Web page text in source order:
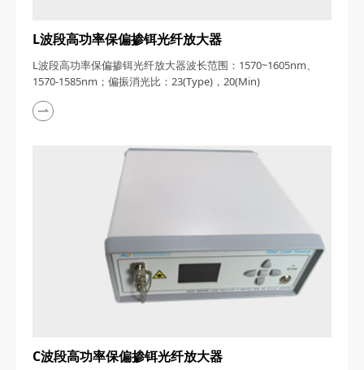
L波段高功率保偏掺铒光纤放大器
L波段高功率保偏掺铒光纤放大器波长范围：1570~1605nm、
1570-1585nm；偏振消光比：​23(Type)，20(Min)
C波段高功率保偏掺铒光纤放大器